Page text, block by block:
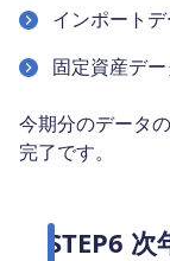
インポート
固定資産デ
今期分のデータ
完了です。
STEP6